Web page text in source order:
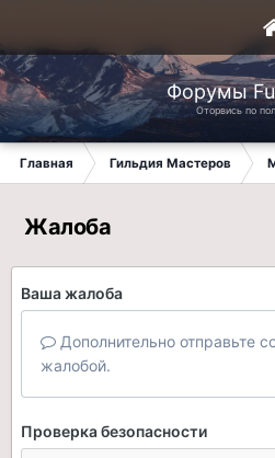
Форумы
Оторвись по
Главная Гильдия Мастеров
Жалоба
Ваша жалоба
Дополнительно отправьте
жалобой.
Проверка безопасности